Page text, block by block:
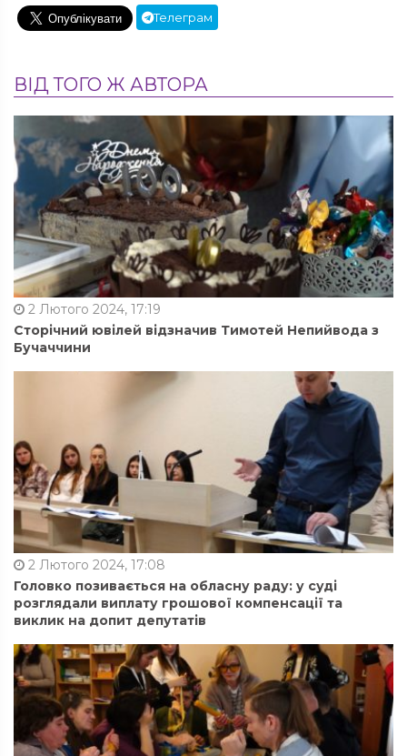
Телеграм
ВІД ТОГО Ж АВТОРА
2 Лютого 2024, 17:19
Сторічний ювілей відзначив Тимотей Непийвода з
Бучаччини
2 Лютого 2024, 17:08
Головко позивається на обласну раду: у суді
розглядали виплату грошової компенсації та
виклик на допит депутатів